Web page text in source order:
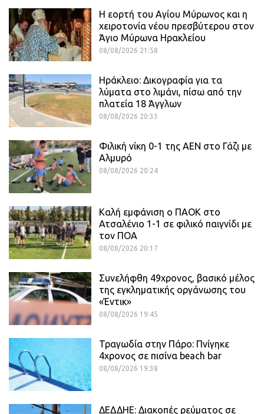
Η εορτή του Αγίου Μύρωνος και η
χειροτονία νέου πρεσβύτερου στον
Άγιο Μύρωνα Ηρακλείου
08/08/2026 21:58
Ηράκλειο: Δικογραφία για τα
λύματα στο λιμάνι, πίσω από την
πλατεία 18 Άγγλων
08/08/2026 20:33
Φιλική νίκη 0-1 της ΑΕΝ στο Γάζι με
Αλμυρό
08/08/2026 20:24
Καλή εμφάνιση ο ΠΑΟΚ στο
Ατσαλένιο 1-1 σε φιλικό παιγνίδι με
τον ΠΟΑ
08/08/2026 20:17
Συνελήφθη 49χρονος, βασικό μέλος
της εγκληματικής οργάνωσης του
«Έντικ»
08/08/2026 19:45
Τραγωδία στην Πάρο: Πνίγηκε
4χρονος σε πισίνα beach bar
08/08/2026 19:38
ΔΕΔΔΗΕ: Διακοπές ρεύματος σε